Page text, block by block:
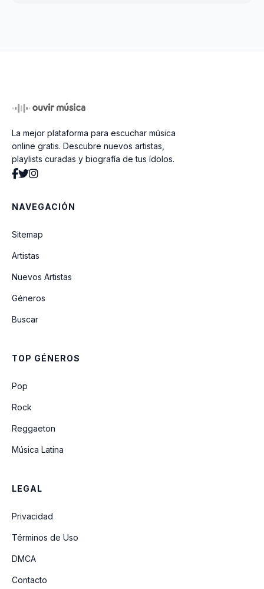
La mejor plataforma para escuchar música
online gratis. Descubre nuevos artistas,
playlists curadas y biografía de tus ídolos.
NAVEGACIÓN
Sitemap
Artistas
Nuevos Artistas
Géneros
Buscar
TOP GÉNEROS
Pop
Rock
Reggaeton
Música Latina
LEGAL
Privacidad
Términos de Uso
DMCA
Contacto